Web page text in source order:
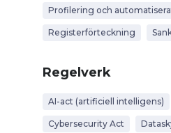
Profilering och
Registerförteckning
Regelverk
AI-act (artificiell intelligens)
Cybersecurity Act